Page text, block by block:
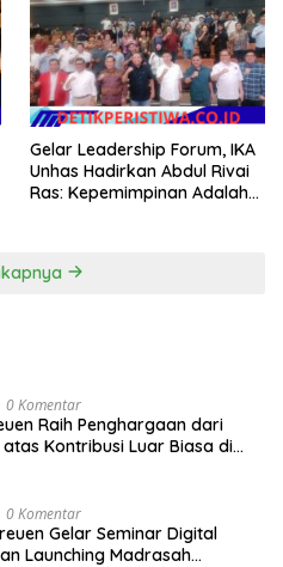
Gelar Leadership Forum, IKA
Unhas Hadirkan Abdul Rivai
Ras: Kepemimpinan Adalah
0 Komentar
Raih Penghargaan dari
atas Kontribusi Luar Biasa di
0 Komentar
Gelar Seminar Digital
Launching Madrasah